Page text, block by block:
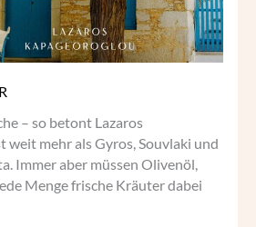
– so betont Lazaros
weit mehr als Gyros, Souvlaki und
Immer aber müssen Olivenöl,
Menge frische Kräuter dabei